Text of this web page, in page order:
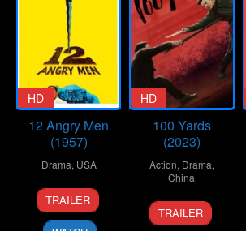
HD
12 Angry Men
(1957)
Drama, USA
10
Apr
1957
Don
Kranze
TRAILER
HD
100 Yards
(2023)
Action, Drama,
China
20
Sep
Xu
Junfeng
TRAILER